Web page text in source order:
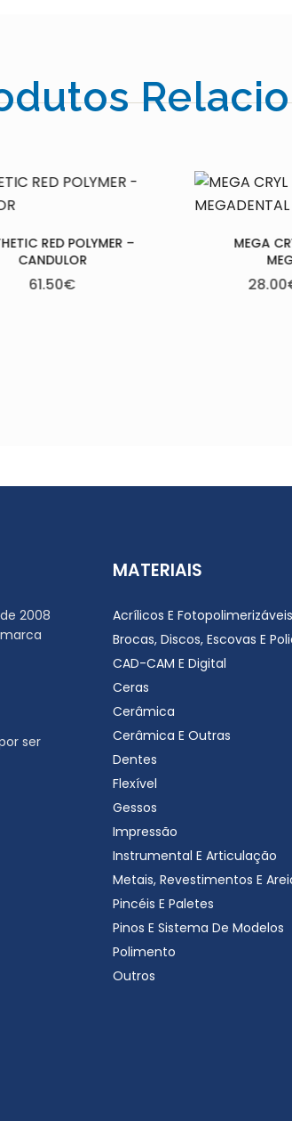
MEGA CRYL HOT+DON –
MEGADENTAL
28.00€
MEGA
2008
ser
MATERIAIS
Acrílicos E Fotopolimerizáveis
Brocas, Discos, Escovas E
CAD-CAM E Digital
Ceras
Cerâmica
Cerâmica E Outras
Dentes
Flexível
Gessos
Impressão
Instrumental E Articulação
Metais, Revestimentos E
Pincéis E Paletes
Pinos E Sistema De Modelos
Polimento
Outros